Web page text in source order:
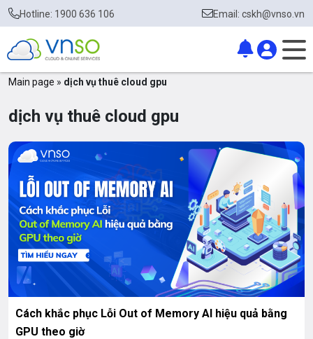
Hotline: 1900 636 106 Email: cskh@vnso.vn
Main page » dịch vụ thuê cloud gpu
dịch vụ thuê cloud gpu
Cách khắc phục Lỗi Out of Memory AI hiệu quả bằng
GPU theo giờ